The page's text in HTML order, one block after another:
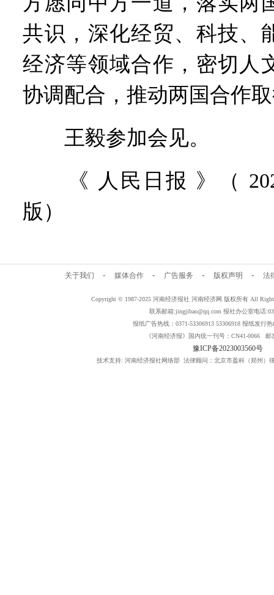
共识，深化经贸、科技、
经济等领域合作，密切人
协调配合，推动两国合作
王毅参加会见。
《 人民日报 》（
版）
关于我们 - 媒体合作 - 广告服务 - 版权声明 - 法
Copyright © 1987-2025 河南经济报社 河南经济网 版权所有 All
联系邮箱:jingjibao@qq.com 报社办公室电话
报纸广告热线：0371-53306913 53306918 报纸发行热
《河南经济报》国内统一刊号：CN41-0066 邮
豫ICP备2023003560号
技术支持: 河南经济报社网络部 法律顾问：北京市盈科（郑州